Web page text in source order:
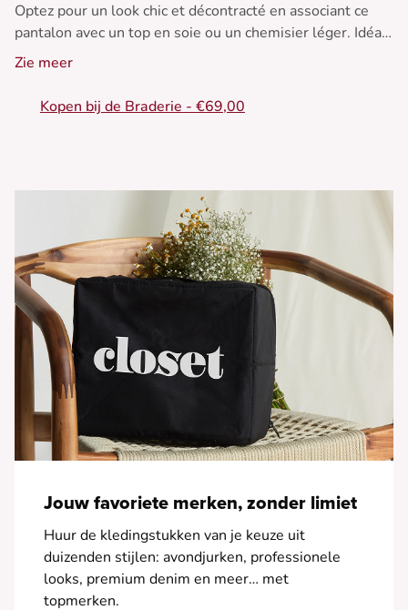
Optez pour un look chic et décontracté en associant ce
pantalon avec un top en soie ou un chemisier léger. Idéal
pour les soirées d'été élégantes.
• Pantalon plissé
• Coupe large
• Motif rayé
Zie meer
Kopen bij de Braderie - €69,00
Jouw favoriete merken, zonder limiet
Huur de kledingstukken van je keuze uit
duizenden stijlen: avondjurken, professionele
looks, premium denim en meer… met
topmerken.